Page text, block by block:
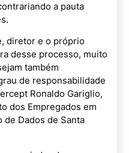
a pauta
diretor e o próprio
desse processo, muito
também
de responsabilidade
Ronaldo Gariglio,
dos Empregados em
de Dados de Santa